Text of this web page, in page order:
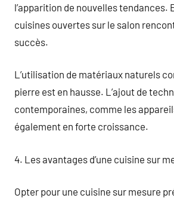
l’apparition de nouvelles tendances.
cuisines ouvertes sur le salon
succès.
L’utilisation de matériaux naturels
pierre est en hausse. L’ajout de
contemporaines, comme les
également en forte croissance.
4. Les avantages d’une cuisine sur
Opter pour une cuisine sur mesure